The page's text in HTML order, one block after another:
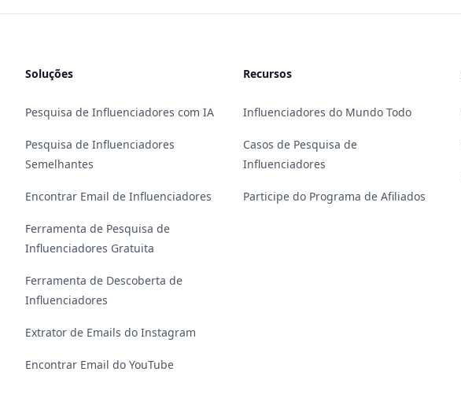
Soluções
Pesquisa de Influenciadores com IA
Pesquisa de Influenciadores
Semelhantes
Encontrar Email de Influenciadores
Ferramenta de Pesquisa de
Influenciadores Gratuita
Ferramenta de Descoberta de
Influenciadores
Extrator de Emails do Instagram
Encontrar Email do YouTube
Recursos
Influenciadores do Mundo Todo
Casos de Pesquisa de
Influenciadores
Participe do Programa de Afiliados